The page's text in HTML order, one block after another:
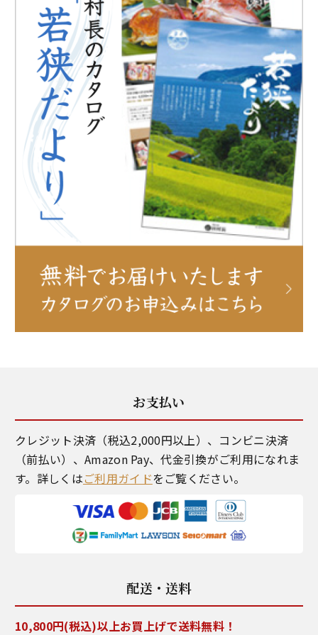
鯖街道ウォーキング
お支払い
クレジット決済（税込2,000円以上）、コンビニ決済
（前払い）、Amazon Pay、代金引換がご利用になれま
す。詳しくはご利用ガイドをご覧ください。
配送・送料
10,800円(税込)以上お買上げで送料無料！